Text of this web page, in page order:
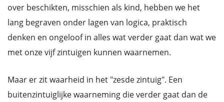
over beschikten, misschien als kind, hebben we het
lang begraven onder lagen van logica, praktisch
denken en ongeloof in alles wat verder gaat dan wat we
met onze vijf zintuigen kunnen waarnemen.
Maar er zit waarheid in het "zesde zintuig". Een
buitenzintuiglijke waarneming die verder gaat dan de